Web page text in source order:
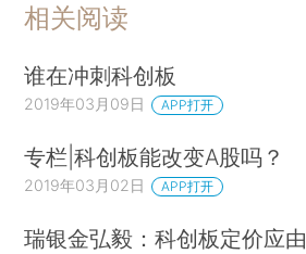
相关阅读
谁在冲刺科创板
2019年03月09日 APP打开
专栏|科创板能改变A股吗？
2019年03月02日 APP打开
瑞银金弘毅：科创板定价应由